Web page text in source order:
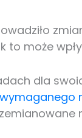
to może
dla